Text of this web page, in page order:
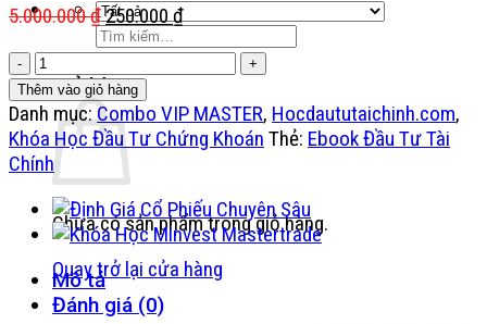
Tìm
kiếm:
Giỏ hàng
Chưa có sản phẩm trong giỏ hàng.
Quay trở lại cửa hàng
5.000.000₫Giá
gốc
5.000.000 ₫.
250.000₫Giá
250.000 ₫.
🔥
[FULL
COMBO]
Ebook
Đầu
Tư
Tài
Chính
Mới
Nhất
(2024)
Thêm vào giỏ hàng
Danh mục:Combo VIP MASTER, Hocdaututaichinh.com,
Khóa Học Đầu Tư Chứng Khoán Thẻ: Ebook Đầu Tư Tài
Chính
Mô tả
Đánh giá (0)